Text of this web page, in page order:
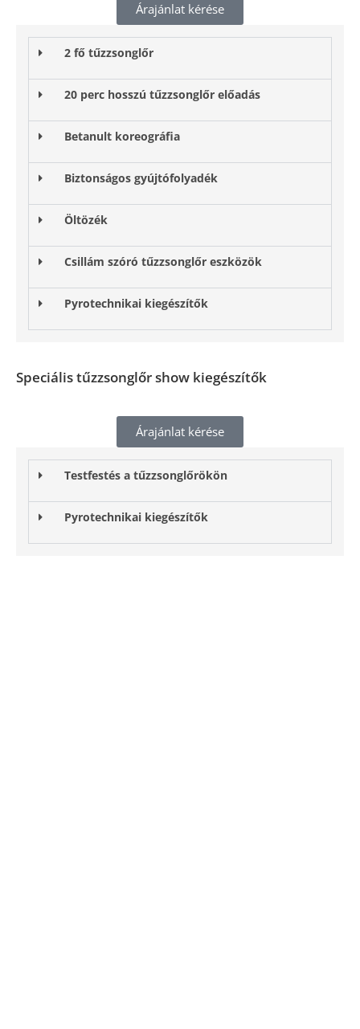
Árajánlat kérése
2 fő tűzzsonglőr
20 perc hosszú tűzzsonglőr előadás
Betanult koreográfia
Biztonságos gyújtófolyadék
Öltözék
Csillám szóró tűzzsonglőr eszközök
Pyrotechnikai kiegészítők
Speciális tűzzsonglőr show kiegészítők
Árajánlat kérése
Testfestés a tűzzsonglőrökön
Pyrotechnikai kiegészítők